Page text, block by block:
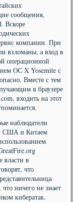
сообщения,
Вскоре
компании. При
взломаны, а вход в
операционной
ОС X Yosemite с
Вместе с тем
в браузере
входить на этот
наблюдатели
США и Китаем
власти в
что
ничего не знает
кибератак.